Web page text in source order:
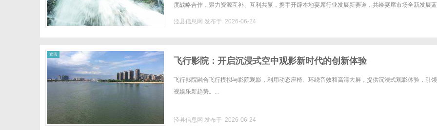
度战略合作，聚力资源互补、互利共赢，携手开辟本地宴席行业发展新赛道，共绘宴席市场全新发展蓝
泾县信息网 发布于 2026-06-24
资讯
飞行影院：开启沉浸式空中观影新时代的创新体验
飞行影院融合飞行模拟与影院观影，利用动态座椅、环绕音效和高清大屏，提供沉浸式观影体验，引
视娱乐新趋势。...
泾县信息网 发布于 2026-06-24